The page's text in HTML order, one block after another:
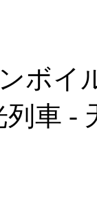
ボイ
車 -